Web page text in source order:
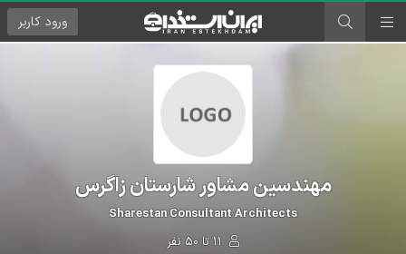
ورود کاربر
مهندسین مشاور شارستان زاگرس
Sharestan Consultant Architects